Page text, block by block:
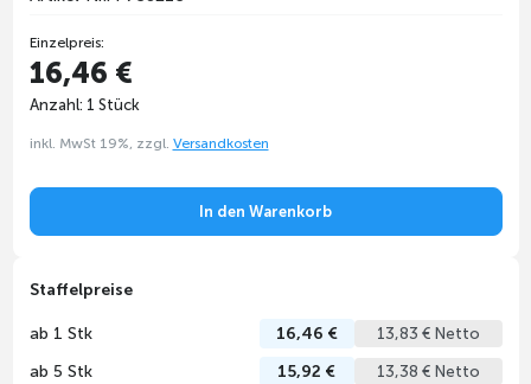
Einzelpreis:
16,46 €
Anzahl: 1 Stück
inkl. MwSt 19%, zzgl. Versandkosten
In den Warenkorb
Staffelpreise
ab 1 Stk 16,46 € 13,83 € Netto
ab 5 Stk 15,92 € 13,38 € Netto